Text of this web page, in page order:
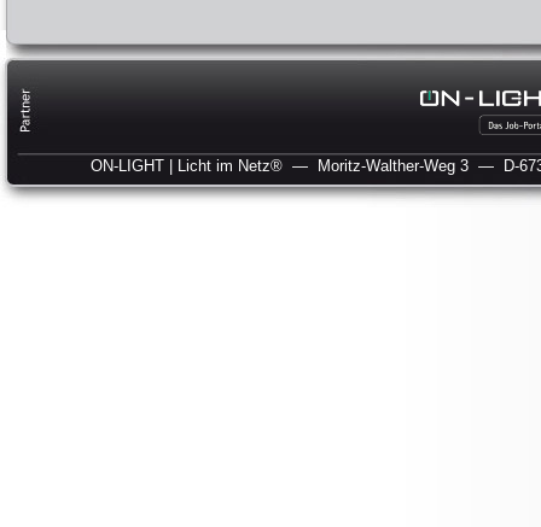
ON-LIGHT | Licht im Netz® — Moritz-Walther-Weg 3 — D-